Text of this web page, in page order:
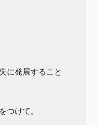
に発展すること
つけて。